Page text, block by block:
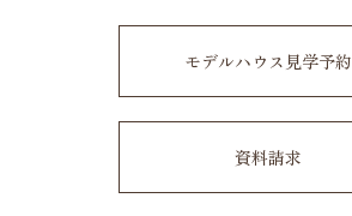
モデルハウス見学予約
資料請求